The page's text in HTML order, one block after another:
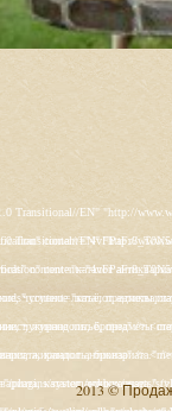
href="/templates/rt_juxta/css/fusionmenu.css" type="text/css" /> <link rel="stylesheet" href="/modules/mod_roknewspager/themes/light/roknewspager.css" type="text/css" /> <style type="text/css"> #rt-main-surround ul.menu li.active > a, #rt-main-surround ul.menu li.active > .separator, #rt-main-surround ul.menu li.active > .item, #rt-main-surround .square4 ul.menu li:hover > a, #rt-main-surround .square4 ul.menu li:hover > .item, #rt-main-surround .square4 ul.menu li:hover > .separator, .roktabs-links ul li.active span, .menutop li:hover > .item, .menutop li.f-menuparent-itemfocus .item, .menutop li.active > .item {color:#660000;} a, .button, #rt-main-surround ul.menu a:hover, #rt-main-surround ul.menu .separator:hover, #rt-main-surround ul.menu .item:hover, .title1 .module-title .title, #rt-main .item_add:link, #rt-main .item_add:visited, #rt-main .simpleCart_empty:link, #rt-main .simpleCart_empty:visited, #rt-main .simpleCart_checkout:link, #rt-main .simpleCart_checkout:visited {color:#660000;} body #rt-logo {width:400px;height:200px;} </style> <script src="/media/system/js/mootools-core.js" type="text/javascript"></script> <script src="/media/system/js/core.js" type="text/javascript"></script> <script src="/media/
href="/templates/rt_juxta/css/fusionmenu.css" type="text/css" /> <link rel="stylesheet" href="/modules/mod_roknewspager/themes/light/roknewspager.css" type="text/css" /> <style type="text/css"> #rt-main-surround ul.menu li.active > a, #rt-main-surround ul.menu li.active > .separator, #rt-main-surround ul.menu li.active > .item, #rt-main-surround .square4 ul.menu li:hover > a, #rt-main-surround .square4 ul.menu li:hover > .item, #rt-main-surround .square4 ul.menu li:hover > .separator, .roktabs-links ul li.active span, .menutop li:hover > .item, .menutop li.f-menuparent-itemfocus .item, .menutop li.active > .item {color:#660000;} a, .button, #rt-main-surround ul.menu a:hover, #rt-main-surround ul.menu .separator:hover, #rt-main-surround ul.menu .item:hover, .title1 .module-title .title, #rt-main .item_add:link, #rt-main .item_add:visited, #rt-main .simpleCart_empty:link, #rt-main .simpleCart_empty:visited, #rt-main .simpleCart_checkout:link, #rt-main .simpleCart_checkout:visited {color:#660000;} body #rt-logo {width:400px;height:200px;} </style> <script src="/media/system/js/mootools-core.js" type="text/javascript"></script> <script src="/media/system/js/core.js" type="text/javascript"></script> <script src="/media/
2013 ©